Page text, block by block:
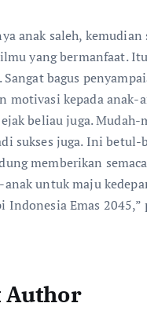
anak saleh, kemudian
yang bermanfaat.
bagus
motivasi kepada anak-
beliau juga. Mudah-
sukses juga. Ini betul-
memberikan
untuk maju
Indonesia Emas 2045,”
Author